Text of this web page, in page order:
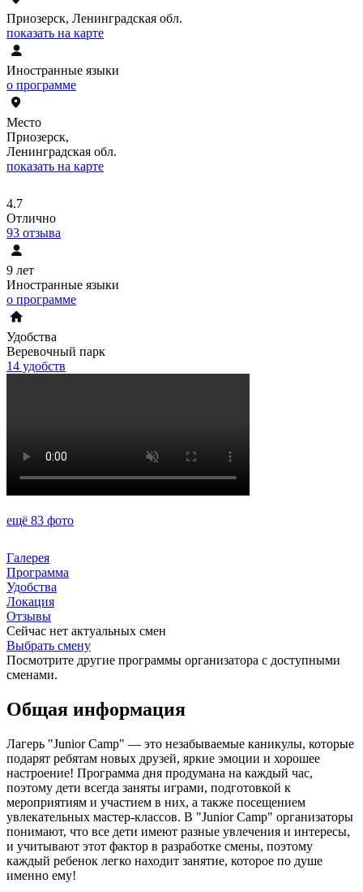
Приозерск, Ленинградская обл.
показать на карте
Иностранные языки
о программе
Место
Приозерск,
Ленинградская обл.
показать на карте
4.7
Отлично
93 отзыва
9 лет
Иностранные языки
о программе
Удобства
Веревочный парк
14 удобств
ещё 83 фото
Галерея
Программа
Удобства
Локация
Отзывы
Сейчас нет актуальных смен
Выбрать смену
Посмотрите другие программы организатора с доступными
сменами.
Общая информация
Лагерь "Junior Camp" — это незабываемые каникулы, которые
подарят ребятам новых друзей, яркие эмоции и хорошее
настроение! Программа дня продумана на каждый час,
поэтому дети всегда заняты играми, подготовкой к
мероприятиям и участием в них, а также посещением
увлекательных мастер-классов. В "Junior Camp" организаторы
понимают, что все дети имеют разные увлечения и интересы,
и учитывают этот фактор в разработке смены, поэтому
каждый ребенок легко находит занятие, которое по душе
именно ему!